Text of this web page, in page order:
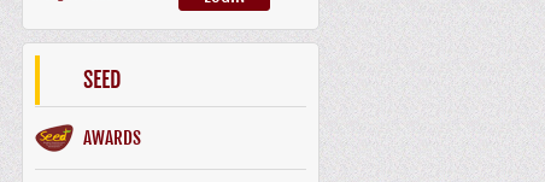
SEED
AWARDS